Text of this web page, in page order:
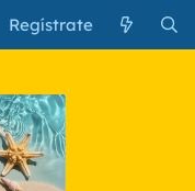
Regístrate